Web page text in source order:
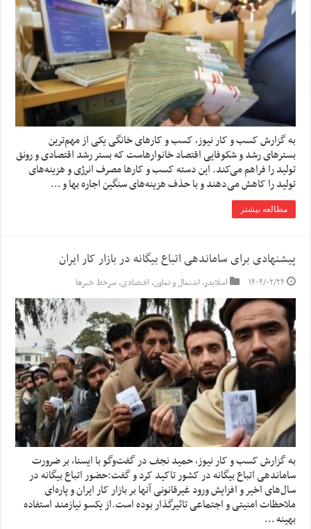
به گزارش کسب و کار نیوز، کسب و کارهای خانگی یکی از مهم‌ترین
بسترهای رشد و شکوفایی اقتصاد خانوارهاست که بستر رشد اقتصادی و رونق
تولید را فراهم می‌کند. این دسته کسب و کارها مصرف انرژی و هزینه‌های
تولید را کاهش می‌دهند و با حذف هزینه‌های سنگین اجاره بها و …
مطالعه بیشتر
پیشنهادی برای ساماندهی اتباع بیگانه در بازار کار ایران
۱۴۰۴/۰۲/۲۴ اسلایدر,اشتغال و تعاون,اقتصادی,سرخط خبرها
به گزارش کسب و کار نیوز، حمید نجف در گفت‌وگو با ایسنا، بر ضرورت
ساماندهی اتباع بیگانه در کشور تاکید کرد و گفت:حضور اتباع بیگانه در
سال‌های اخیر و افزایش ورود غیرقانونی‌ آنها بر بازار کار ایران و پاره‌ای
ملاحظات امنیتی و اجتماعی تاثیرگذار بوده است.از یکسو نیازمند استفاده
بهینه …